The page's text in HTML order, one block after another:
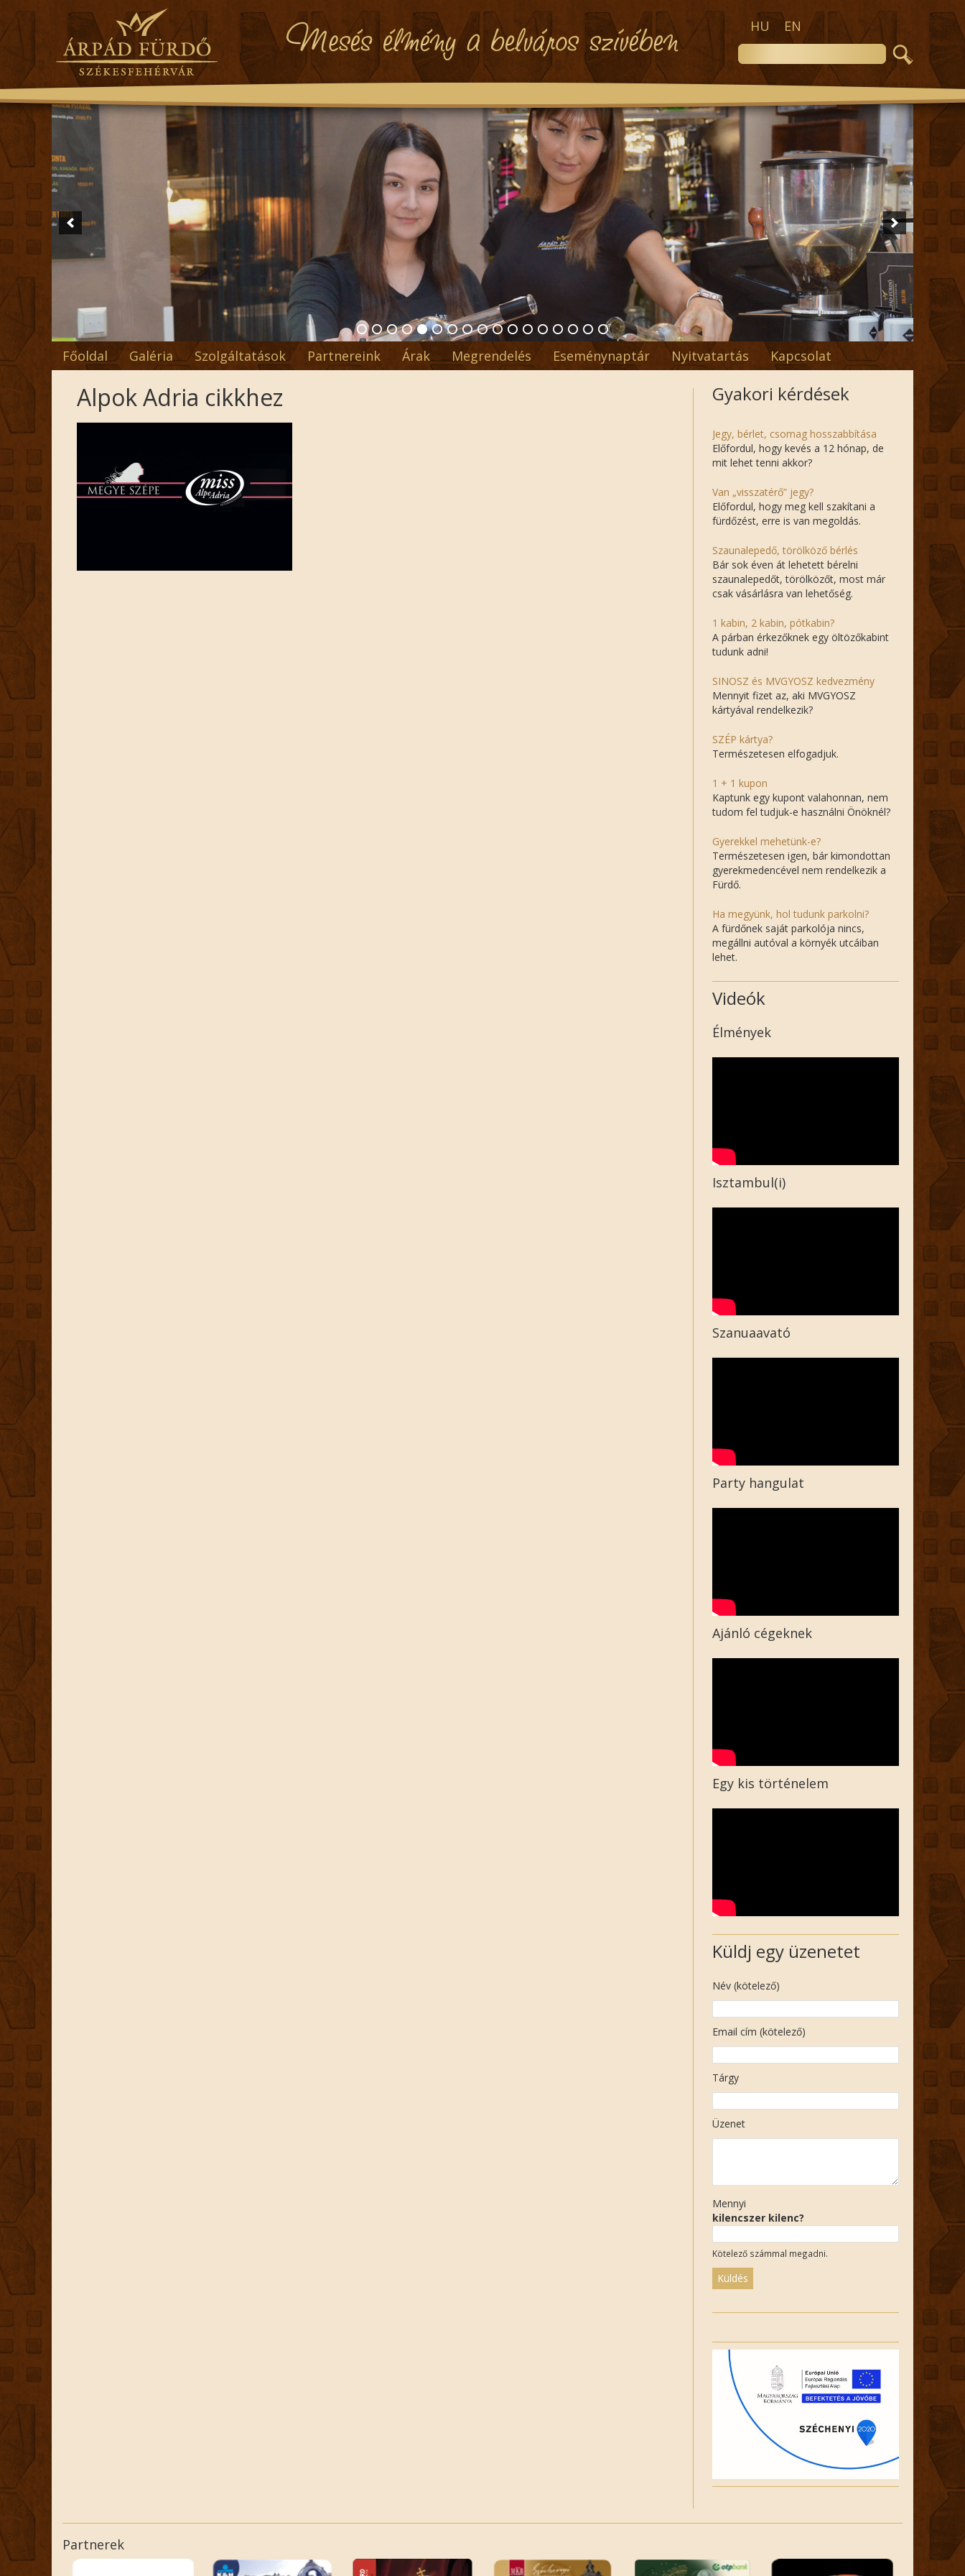
HU EN
Főoldal Galéria Szolgáltatások Partnereink Árak Megrendelés Eseménynaptár Nyitvatartás Kapcsolat
Alpok Adria cikkhez Gyakori kérdések
Jegy, bérlet, csomag hosszabbítása
Előfordul, hogy kevés a 12 hónap, de
mit lehet tenni akkor?
Van „visszatérő” jegy?
Előfordul, hogy meg kell szakítani a
fürdőzést, erre is van megoldás.
Szaunalepedő, törölköző bérlés
Bár sok éven át lehetett bérelni
szaunalepedőt, törölközőt, most már
csak vásárlásra van lehetőség.
1 kabin, 2 kabin, pótkabin?
A párban érkezőknek egy öltözőkabint
tudunk adni!
SINOSZ és MVGYOSZ kedvezmény
Mennyit fizet az, aki MVGYOSZ
kártyával rendelkezik?
SZÉP kártya?
Természetesen elfogadjuk.
1 + 1 kupon
Kaptunk egy kupont valahonnan, nem
tudom fel tudjuk-e használni Önöknél?
Gyerekkel mehetünk-e?
Természetesen igen, bár kimondottan
gyerekmedencével nem rendelkezik a
Fürdő.
Ha megyünk, hol tudunk parkolni?
A fürdőnek saját parkolója nincs,
megállni autóval a környék utcáiban
lehet.
Videók
Élmények
Isztambul(i)
Szanuaavató
Party hangulat
Ajánló cégeknek
Egy kis történelem
Küldj egy üzenetet
Név (kötelező)
Email cím (kötelező)
Tárgy
Üzenet
Mennyi
kilencszer kilenc?
Kötelező számmal megadni.
field
empty.
Partnerek